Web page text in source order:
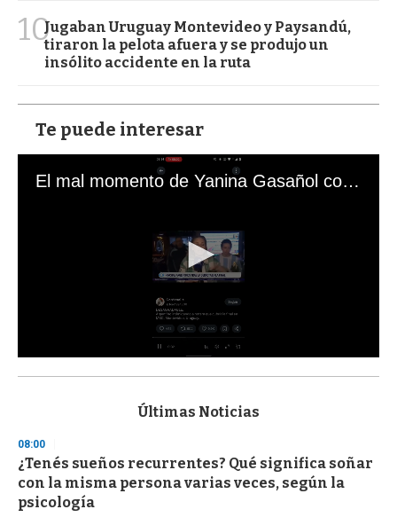
10Jugaban Uruguay Montevideo y Paysandú,
tiraron la pelota afuera y se produjo un
insólito accidente en la ruta
Te puede interesar
El mal momento de Yanina Gasañol con un hincha argentino en "Subrayado"
s
d
s
o
f
3
Últimas Noticias
08:00
¿Tenés sueños recurrentes? Qué significa soñar
con la misma persona varias veces, según la
psicología